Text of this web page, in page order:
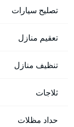
تصليح سيارات
تعقيم منازل
تنظيف منازل
ثلاجات
حداد مظلات